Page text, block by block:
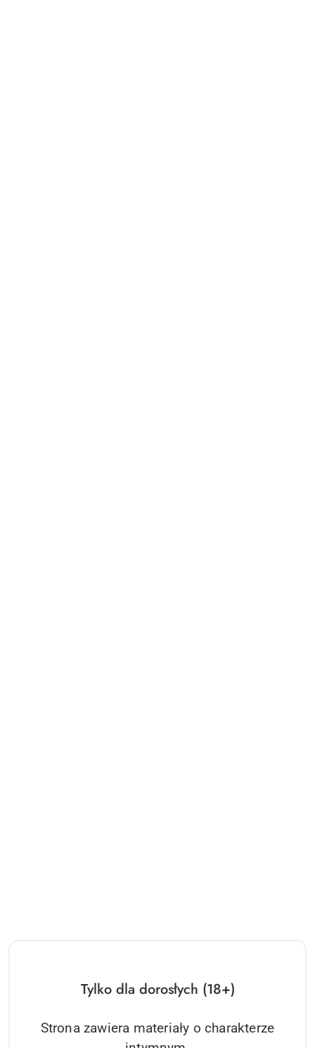
Tylko dla dorosłych (18+)
Strona zawiera materiały o charakterze